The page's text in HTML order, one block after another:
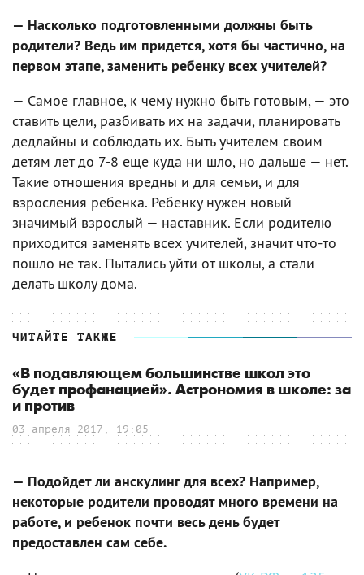
— Насколько подготовленными должны быть
родители? Ведь им придется, хотя бы частично, на
первом этапе, заменить ребенку всех учителей?
— Самое главное, к чему нужно быть готовым, — это
ставить цели, разбивать их на задачи, планировать
дедлайны и соблюдать их. Быть учителем своим
детям лет до 7-8 еще куда ни шло, но дальше — нет.
Такие отношения вредны и для семьи, и для
взросления ребенка. Ребенку нужен новый
значимый взрослый — наставник. Если родителю
приходится заменять всех учителей, значит что-то
пошло не так. Пытались уйти от школы, а стали
делать школу дома.
ЧИТАЙТЕ ТАКЖЕ
«В подавляющем большинстве школ это
будет профанацией». Астрономия в школе: за
и против
03 апреля 2017, 19:05
— Подойдет ли анскулинг для всех? Например,
некоторые родители проводят много времени на
работе, и ребенок почти весь день будет
предоставлен сам себе.